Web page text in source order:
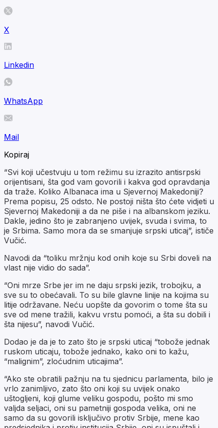
X
Linkedin
WhatsApp
Mail
Kopiraj
“Svi koji učestvuju u tom režimu su izrazito antisrpski
orijentisani, šta god vam govorili i kakva god opravdanja
da traže. Koliko Albanaca ima u Sjevernoj Makedoniji?
Prema popisu, 25 odsto. Ne postoji ništa što ćete vidjeti u
Sjevernoj Makedoniji a da ne piše i na albanskom jeziku.
Dakle, jedino što je zabranjeno uvijek, svuda i svima, to
je Srbima. Samo mora da se smanjuje srpski uticaj”, ističe
Vučić.
Navodi da “toliku mržnju kod onih koje su Srbi doveli na
vlast nije vidio do sada”.
“Oni mrze Srbe jer im ne daju srpski jezik, trobojku, a
sve su to obećavali. To su bile glavne linije na kojima su
litije održavane. Neću uopšte da govorim o tome šta su
sve od mene tražili, kakvu vrstu pomoći, a šta su dobili i
šta nijesu”, navodi Vučić.
Dodao je da je to zato što je srpski uticaj “tobože jednak
ruskom uticaju, tobože jednako, kako oni to kažu,
“malignim”, zloćudnim uticajima”.
“Ako ste obratili pažnju na tu sjednicu parlamenta, bilo je
vrlo zanimljivo, zato što oni koji su uvijek onako
uštogljeni, koji glume veliku gospodu, pošto mi smo
valjda seljaci, oni su pametniji gospoda velika, oni ne
samo da su govorili isključivo protiv Srbije, mene kao